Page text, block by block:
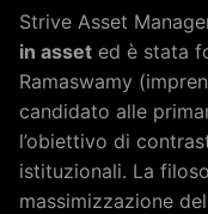
Strive Asset
in asset ed è stata
Ramaswamy
candidato alle
l’obiettivo di
istituzionali. La
massimizzazione